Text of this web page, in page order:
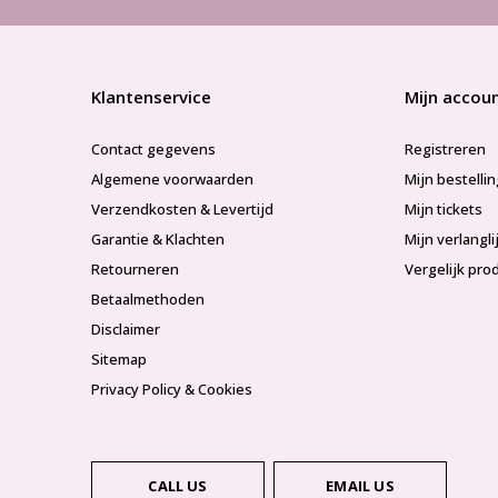
Klantenservice
Contact gegevens
Algemene voorwaarden
Verzendkosten & Levertijd
Garantie & Klachten
Retourneren
Betaalmethoden
Disclaimer
Sitemap
Privacy Policy & Cookies
Mijn
Registreren
Mijn
Mijn tickets
Mijn
Vergelijk
CALL US EMAIL US